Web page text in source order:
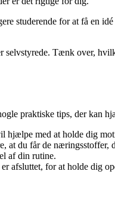
studerende for at få en
Tænk over,
praktiske tips, der kan
hjælpe med at holde dig
at du får de næringsstoffer,
af din rutine.
afsluttet, for at holde dig